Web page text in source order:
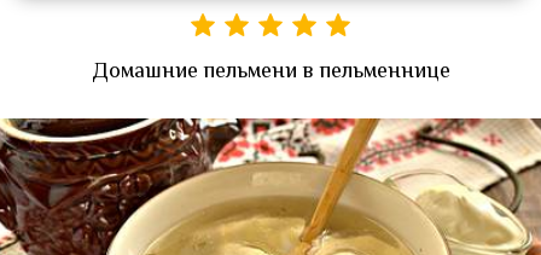
Домашние пельмени в пельменнице